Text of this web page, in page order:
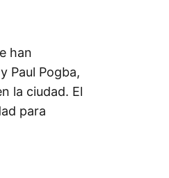
han
Paul Pogba,
la ciudad. El
para